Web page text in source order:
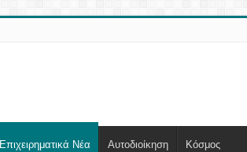
Επιχειρηματικά Νέα Αυτοδιοίκηση Κόσμος